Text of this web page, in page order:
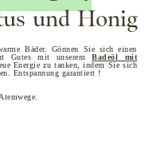
und Honig
Bäder. Gönnen Sie sich einen
Gutes mit unseremBadeöl mit
Energie zu tanken, indem Sie sich
Entspannung garantiert !